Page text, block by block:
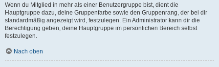
Wenn du Mitglied in mehr als einer Benutzergruppe bist, dient die
Hauptgruppe dazu, deine Gruppenfarbe sowie den Gruppenrang, der bei dir
standardmäßig angezeigt wird, festzulegen. Ein Administrator kann dir die
Berechtigung geben, deine Hauptgruppe im persönlichen Bereich selbst
festzulegen.
Nach oben